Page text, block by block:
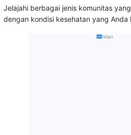
Jelajahi berbagai jenis komunitas
dengan kondisi kesehatan yang Anda
Iklan